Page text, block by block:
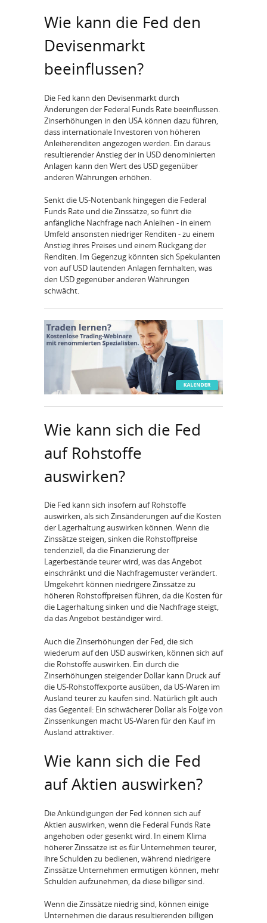
Wie kann die Fed den
Devisenmarkt
beeinflussen?
Die Fed kann den Devisenmarkt durch
Änderungen der Federal Funds Rate beeinflussen.
Zinserhöhungen in den USA können dazu führen,
dass internationale Investoren von höheren
Anleiherenditen angezogen werden. Ein daraus
resultierender Anstieg der in USD denominierten
Anlagen kann den Wert des USD gegenüber
anderen Währungen erhöhen.
Senkt die US-Notenbank hingegen die Federal
Funds Rate und die Zinssätze, so führt die
anfängliche Nachfrage nach Anleihen - in einem
Umfeld ansonsten niedriger Renditen - zu einem
Anstieg ihres Preises und einem Rückgang der
Renditen. Im Gegenzug könnten sich Spekulanten
von auf USD lautenden Anlagen fernhalten, was
den USD gegenüber anderen Währungen
schwächt.
Wie kann sich die Fed
auf Rohstoffe
auswirken?
Die Fed kann sich insofern auf Rohstoffe
auswirken, als sich Zinsänderungen auf die Kosten
der Lagerhaltung auswirken können. Wenn die
Zinssätze steigen, sinken die Rohstoffpreise
tendenziell, da die Finanzierung der
Lagerbestände teurer wird, was das Angebot
einschränkt und die Nachfragemuster verändert.
Umgekehrt können niedrigere Zinssätze zu
höheren Rohstoffpreisen führen, da die Kosten für
die Lagerhaltung sinken und die Nachfrage steigt,
da das Angebot beständiger wird.
Auch die Zinserhöhungen der Fed, die sich
wiederum auf den USD auswirken, können sich auf
die Rohstoffe auswirken. Ein durch die
Zinserhöhungen steigender Dollar kann Druck auf
die US-Rohstoffexporte ausüben, da US-Waren im
Ausland teurer zu kaufen sind. Natürlich gilt auch
das Gegenteil: Ein schwächerer Dollar als Folge von
Zinssenkungen macht US-Waren für den Kauf im
Ausland attraktiver.
Wie kann sich die Fed
auf Aktien auswirken?
Die Ankündigungen der Fed können sich auf
Aktien auswirken, wenn die Federal Funds Rate
angehoben oder gesenkt wird. In einem Klima
höherer Zinssätze ist es für Unternehmen teurer,
ihre Schulden zu bedienen, während niedrigere
Zinssätze Unternehmen ermutigen können, mehr
Schulden aufzunehmen, da diese billiger sind.
Wenn die Zinssätze niedrig sind, können einige
Unternehmen die daraus resultierenden billigen